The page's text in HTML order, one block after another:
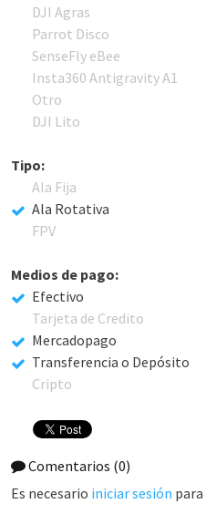
DJI Agras
Parrot Disco
SenseFly eBee
Insta360 Antigravity A1
Otro
DJI Lito
Tipo:
Ala Fija
Ala Rotativa
FPV
Medios de pago:
Efectivo
Tarjeta de Credito
Mercadopago
Transferencia o Depósito
Cripto
Comentarios (0)
Es necesario iniciar sesión